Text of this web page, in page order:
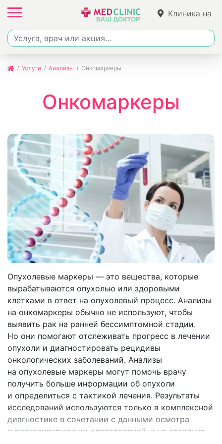
Клиника на
Джалиля
Услуги Анализы Онкомаркеры
Онкомаркеры
Опухолевые маркеры — это вещества, которые
вырабатываются опухолью или здоровыми
клетками в ответ на опухолевый процесс. Анализы
на онкомаркеры обычно не используют, чтобы
выявить рак на ранней бессимптомной стадии.
Но они помогают отслеживать прогресс в лечении
опухоли и диагностировать рецидивы
онкологических заболеваний. Анализы
на опухолевые маркеры могут помочь врачу
получить больше информации об опухоли
и определиться с тактикой лечения. Результаты
исследований используются только в комплексной
диагностике в сочетании с данными осмотра
и визуализирующих исследований, а не отдельно.